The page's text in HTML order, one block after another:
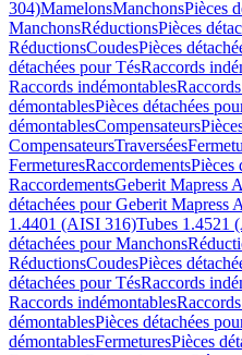
304)MamelonsManchonsPièces
ManchonsRéductionsPièces
RéductionsCoudesPièces
détachées pour TésRaccords
Raccords indémontables
démontablesPièces détachées
démontablesCompensateurs
CompensateursTraversées
FermeturesRaccordementsPièces
RaccordementsGeberit Mapress
détachées pour Geberit Mapress
1.4401 (AISI 316)Tubes 1.4521
détachées pour Manchons
RéductionsCoudesPièces
détachées pour TésRaccords
Raccords indémontables
démontablesPièces détachées
démontablesFermeturesPièces